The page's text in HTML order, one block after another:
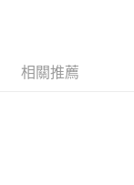
相關推薦